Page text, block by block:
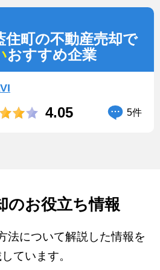
住町の不動産売却で
おすすめ企業
4.05 5件
のお役立ち情報
法について解説した情報を
ています。